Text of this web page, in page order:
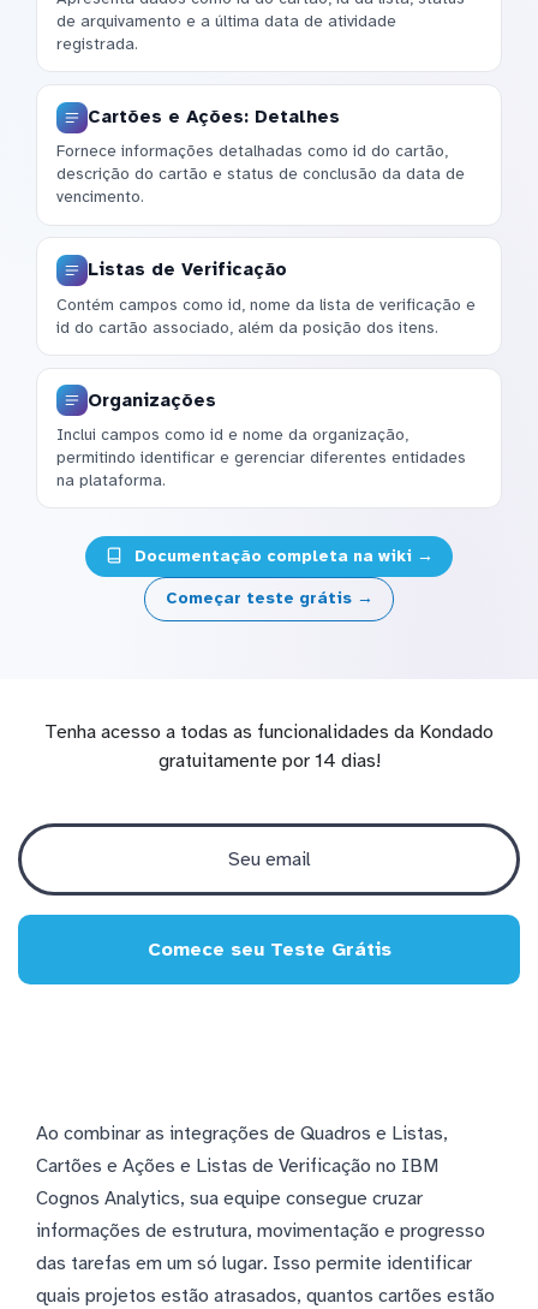
de arquivamento e a última data de atividade
registrada.
Cartões e Ações: Detalhes
Fornece informações detalhadas como id do cartão,
descrição do cartão e status de conclusão da data de
vencimento.
Listas de Verificação
Contém campos como id, nome da lista de verificação e
id do cartão associado, além da posição dos itens.
Organizações
Inclui campos como id e nome da organização,
permitindo identificar e gerenciar diferentes entidades
na plataforma.
Documentação completa na wiki →
Começar teste grátis →
Tenha acesso a todas as funcionalidades da Kondado
gratuitamente por 14 dias!
Comece seu Teste Grátis
Ao combinar as integrações de Quadros e Listas,
Cartões e Ações e Listas de Verificação no IBM
Cognos Analytics, sua equipe consegue cruzar
informações de estrutura, movimentação e progresso
das tarefas em um só lugar. Isso permite identificar
quais projetos estão atrasados, quantos cartões estão